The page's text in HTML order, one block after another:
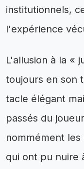
institutionnels,
l'expérience
L'allusion à la «
toujours en son
tacle élégant
passés du
nommément
qui ont pu nuire